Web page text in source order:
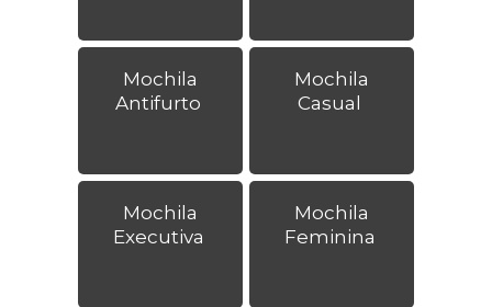
Mochila
Antifurto
Mochila
Casual
Mochila
Executiva
Mochila
Feminina